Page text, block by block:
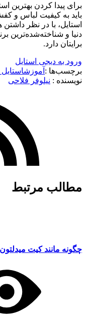
برای پیدا کردن بهترین
باید به کیفیت لباس‌ و
استایل، با در نظر
دنیا و شناخته‌شده‌ترین
برایتان دارد.
ورود به دیجی استایل
برچسب‌ها : آموزشاستایل
نویسنده :‌ نیلوفر فلاحی
مطالب مرتبط
چگونه مانند کیت